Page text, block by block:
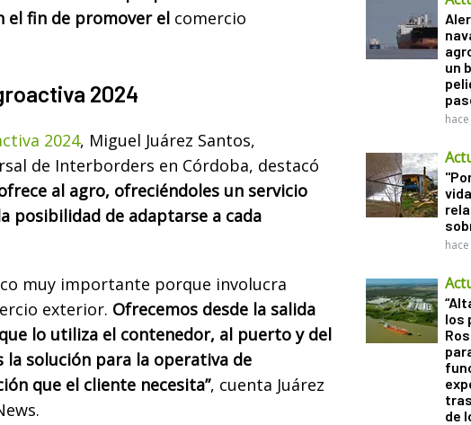
el fin de promover el comercio
2024
2024, Miguel Juárez Santos,
de Interborders en Córdoba, destacó
al agro, ofreciéndoles un servicio
posibilidad de adaptarse a cada
muy importante porque involucra
exterior. Ofrecemos desde la salida
lo utiliza el contenedor, al puerto y del
la solución para la operativa de
que el cliente necesita”, cuenta Juárez
un
los
de